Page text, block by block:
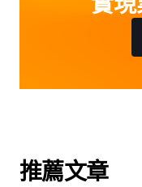
推薦文章